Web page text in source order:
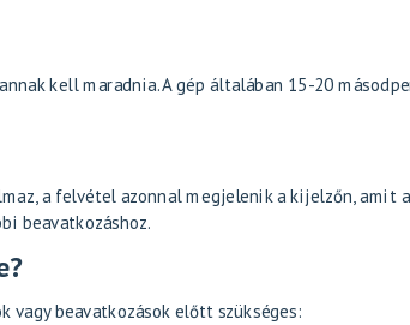
kell maradnia. A gép általában 15-20
a felvétel azonnal megjelenik a kijelzőn, amit a
beavatkozáshoz.
vagy beavatkozások előtt szükséges: